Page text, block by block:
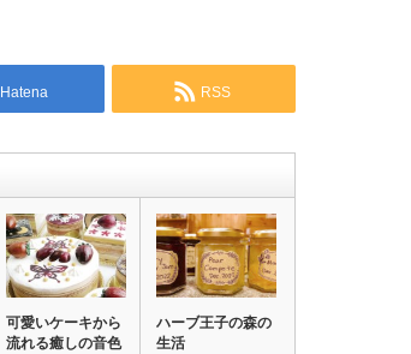
Hatena RSS
可愛いケーキから
流れる癒しの音色
ハーブ王子の森の
生活